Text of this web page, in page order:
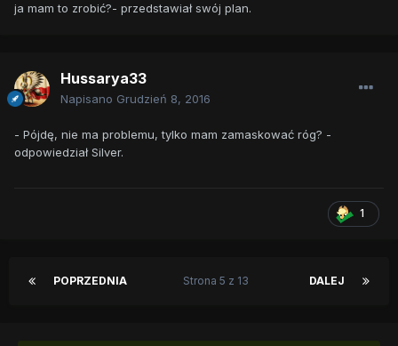
ja mam to zrobić?- przedstawiał swój plan.
Hussarya33
Napisano Grudzień 8, 2016
- Pójdę, nie ma problemu, tylko mam zamaskować róg? -
odpowiedział Silver.
1
POPRZEDNIA DALEJ
Strona 5 z 13